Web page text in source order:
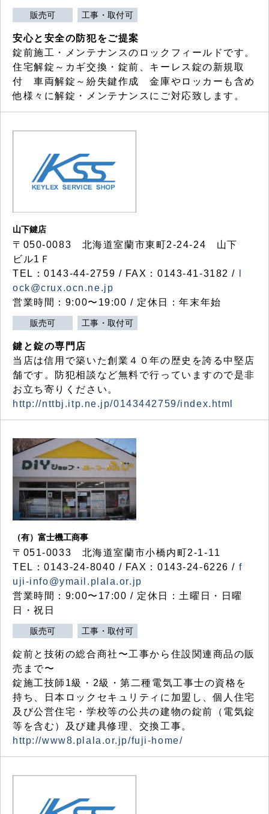
販売可 工事・取付可
安心と安全の防犯をご提案
錠前施工・メンテナンスのロックフィールドです。
住宅解錠～カギ交換・錠前、キーレス錠の新規取
付 車両解錠～紛失鍵作成 金庫やロッカーも含め
他様々に解錠・メンテナンスにご対応致します。
山下鍵店
〒050-0083 北海道室蘭市東町2-24-24 山下
ビル1Ｆ
TEL：0143-44-2759 / FAX：0143-41-3182 /
ock@crux.ocn.ne.jp
営業時間：9:00〜19:00 / 定休日：年末年始
販売可 工事・取付可
鍵と錠の専門店
当店は信用で築いた創業４０年の歴史を誇る中堅店
舗です。防犯相談など無料で行っていますので是非
お立ち寄りください。
http://nttbj.itp.ne.jp/0143442759/index.html
（有）富士機工商事
〒051-0033 北海道室蘭市小橋内町2-1-11
TEL：0143-24-8040 / FAX：0143-24-6226 / f
uji-info@ymail.plala.or.jp
営業時間：9:00〜17:00 / 定休日：土曜日・日曜
日・祝日
販売可 工事・取付可
錠前と技術の総合商社〜工事から住設関連商品の販
売まで〜
錠施工技師1級・2級・第二種電気工事士の資格を
持ち、日本ロックセキュリティに加盟し、個人住宅
及び公営住宅・学校等の公共の建物の錠前（電気錠
等を含む）及び建具修理、交換工事。
http://www8.plala.or.jp/fuji-home/